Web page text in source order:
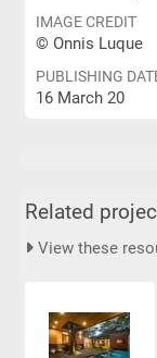
IMAGE CREDIT
© Onnis Luque
PUBLISHING
16 March 20
Related
View these